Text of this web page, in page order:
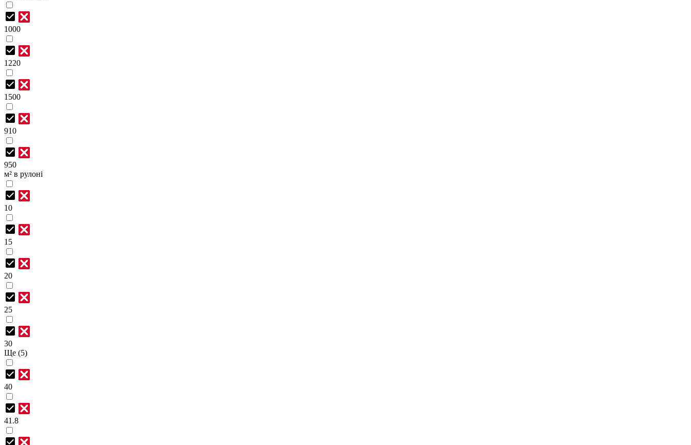
1000
1220
1500
910
950
м² в рулоні
10
15
20
25
30
Ще (5)
40
41.8